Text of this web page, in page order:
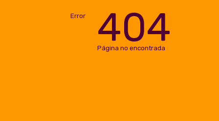
Error 404
Página no encontrada